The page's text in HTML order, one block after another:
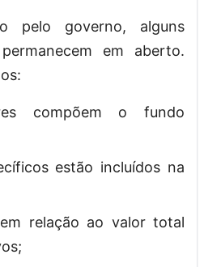
pelo governo, alguns
em aberto.
compõem o fundo
estão incluídos na
relação ao valor total